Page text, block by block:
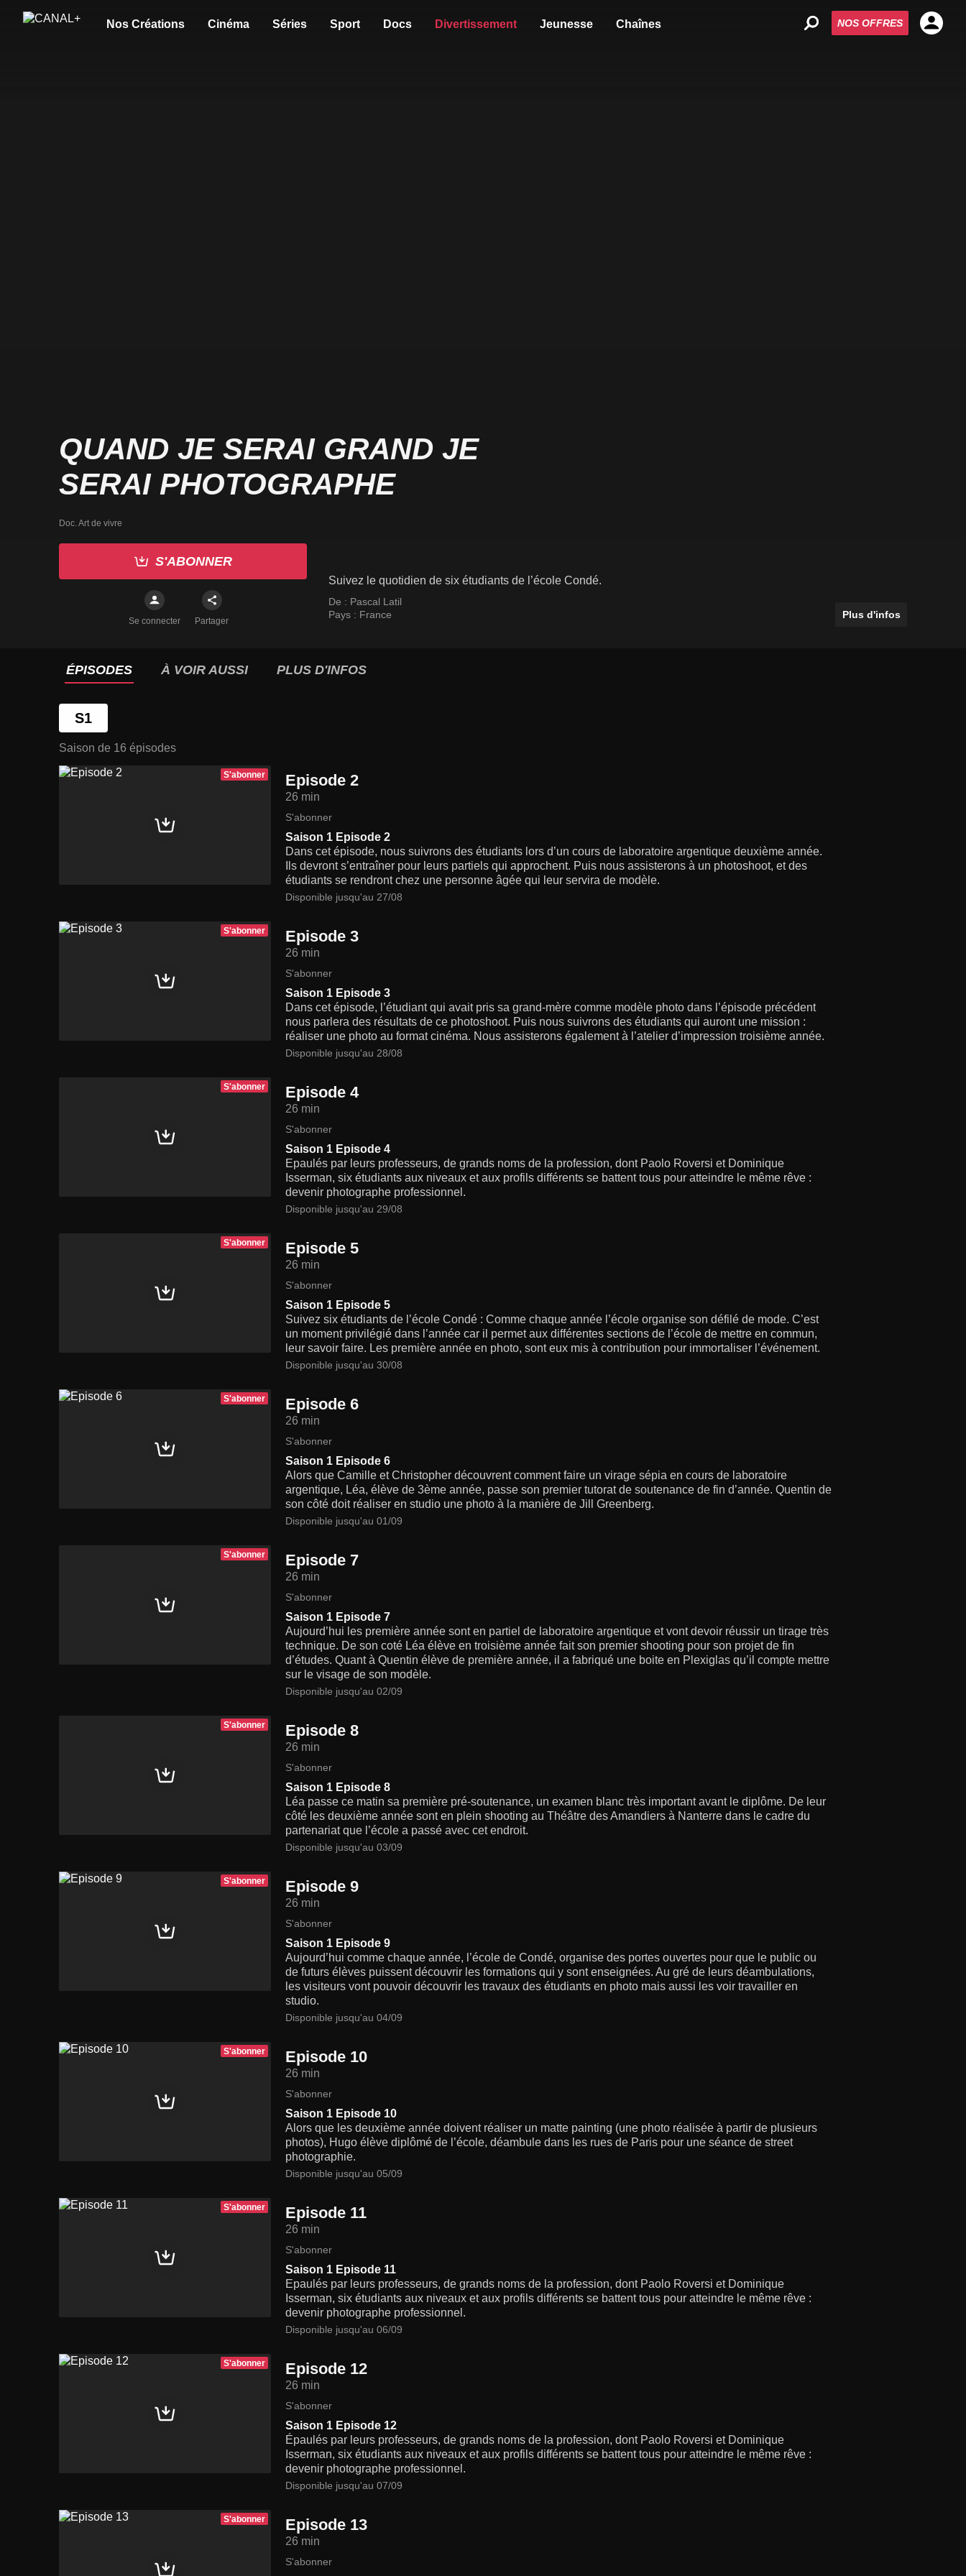
Nos Créations Cinéma Séries Sport Docs Divertissement Jeunesse Chaînes NOS OFFRES
QUAND JE SERAI GRAND JE
SERAI PHOTOGRAPHE
Doc. Art de vivre
S'ABONNER
Se connecter Partager
Suivez le quotidien de six étudiants de l’école Condé.
De : Pascal Latil
Pays : France Plus d'infos
ÉPISODES À VOIR AUSSI PLUS D'INFOS
S1
Saison de 16 épisodes
S'abonner Episode 2
26 min
S'abonner
Saison 1 Episode 2
Dans cet épisode, nous suivrons des étudiants lors d’un cours de laboratoire argentique deuxième année.
Ils devront s’entraîner pour leurs partiels qui approchent. Puis nous assisterons à un photoshoot, et des
étudiants se rendront chez une personne âgée qui leur servira de modèle.
Disponible jusqu'au 27/08
S'abonner Episode 3
26 min
S'abonner
Saison 1 Episode 3
Dans cet épisode, l’étudiant qui avait pris sa grand-mère comme modèle photo dans l’épisode précédent
nous parlera des résultats de ce photoshoot. Puis nous suivrons des étudiants qui auront une mission :
réaliser une photo au format cinéma. Nous assisterons également à l’atelier d’impression troisième année.
Disponible jusqu'au 28/08
S'abonner Episode 4
26 min
S'abonner
Saison 1 Episode 4
Epaulés par leurs professeurs, de grands noms de la profession, dont Paolo Roversi et Dominique
Isserman, six étudiants aux niveaux et aux profils différents se battent tous pour atteindre le même rêve :
devenir photographe professionnel.
Disponible jusqu'au 29/08
S'abonner Episode 5
26 min
S'abonner
Saison 1 Episode 5
Suivez six étudiants de l’école Condé : Comme chaque année l’école organise son défilé de mode. C’est
un moment privilégié dans l’année car il permet aux différentes sections de l’école de mettre en commun,
leur savoir faire. Les première année en photo, sont eux mis à contribution pour immortaliser l’événement.
Disponible jusqu'au 30/08
S'abonner Episode 6
26 min
S'abonner
Saison 1 Episode 6
Alors que Camille et Christopher découvrent comment faire un virage sépia en cours de laboratoire
argentique, Léa, élève de 3ème année, passe son premier tutorat de soutenance de fin d’année. Quentin de
son côté doit réaliser en studio une photo à la manière de Jill Greenberg.
Disponible jusqu'au 01/09
S'abonner Episode 7
26 min
S'abonner
Saison 1 Episode 7
Aujourd’hui les première année sont en partiel de laboratoire argentique et vont devoir réussir un tirage très
technique. De son coté Léa élève en troisième année fait son premier shooting pour son projet de fin
d’études. Quant à Quentin élève de première année, il a fabriqué une boite en Plexiglas qu’il compte mettre
sur le visage de son modèle.
Disponible jusqu'au 02/09
S'abonner Episode 8
26 min
S'abonner
Saison 1 Episode 8
Léa passe ce matin sa première pré-soutenance, un examen blanc très important avant le diplôme. De leur
côté les deuxième année sont en plein shooting au Théâtre des Amandiers à Nanterre dans le cadre du
partenariat que l’école a passé avec cet endroit.
Disponible jusqu'au 03/09
S'abonner Episode 9
26 min
S'abonner
Saison 1 Episode 9
Aujourd’hui comme chaque année, l’école de Condé, organise des portes ouvertes pour que le public ou
de futurs élèves puissent découvrir les formations qui y sont enseignées. Au gré de leurs déambulations,
les visiteurs vont pouvoir découvrir les travaux des étudiants en photo mais aussi les voir travailler en
studio.
Disponible jusqu'au 04/09
S'abonner Episode 10
26 min
S'abonner
Saison 1 Episode 10
Alors que les deuxième année doivent réaliser un matte painting (une photo réalisée à partir de plusieurs
photos), Hugo élève diplômé de l’école, déambule dans les rues de Paris pour une séance de street
photographie.
Disponible jusqu'au 05/09
S'abonner Episode 11
26 min
S'abonner
Saison 1 Episode 11
Epaulés par leurs professeurs, de grands noms de la profession, dont Paolo Roversi et Dominique
Isserman, six étudiants aux niveaux et aux profils différents se battent tous pour atteindre le même rêve :
devenir photographe professionnel.
Disponible jusqu'au 06/09
S'abonner Episode 12
26 min
S'abonner
Saison 1 Episode 12
Épaulés par leurs professeurs, de grands noms de la profession, dont Paolo Roversi et Dominique
Isserman, six étudiants aux niveaux et aux profils différents se battent tous pour atteindre le même rêve :
devenir photographe professionnel.
Disponible jusqu'au 07/09
S'abonner Episode 13
26 min
S'abonner